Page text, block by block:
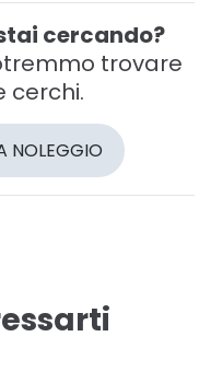
cercando?
trovare
cerchi.
NOLEGGIO